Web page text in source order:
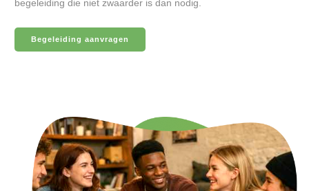
begeleiding die niet zwaarder is dan nodig.
Begeleiding aanvragen